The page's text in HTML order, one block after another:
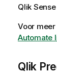
Qlik
Voor
Automate
Qlik